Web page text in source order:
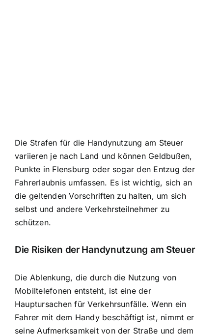
Die Strafen für die Handynutzung am Steuer
variieren je nach Land und können Geldbußen,
Punkte in Flensburg oder sogar den Entzug der
Fahrerlaubnis umfassen. Es ist wichtig, sich an
die geltenden Vorschriften zu halten, um sich
selbst und andere Verkehrsteilnehmer zu
schützen.
Die Risiken der Handynutzung am Steuer
Die Ablenkung, die durch die Nutzung von
Mobiltelefonen entsteht, ist eine der
Hauptursachen für Verkehrsunfälle. Wenn ein
Fahrer mit dem Handy beschäftigt ist, nimmt er
seine Aufmerksamkeit von der Straße und dem